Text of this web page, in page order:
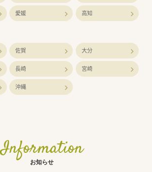
愛媛 高知
佐賀 大分
長崎 宮崎
沖縄
Information
お知らせ